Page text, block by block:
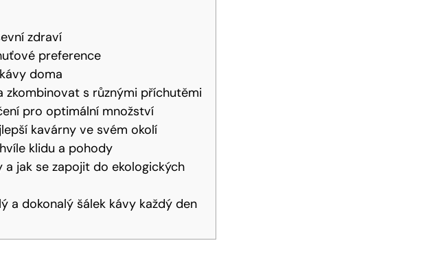
zdraví
preference
doma
zkombinovat s různými příchutěmi
pro optimální množství
kavárny ve svém okolí
klidu a pohody
jak se zapojit do ekologických
a dokonalý šálek kávy každý den